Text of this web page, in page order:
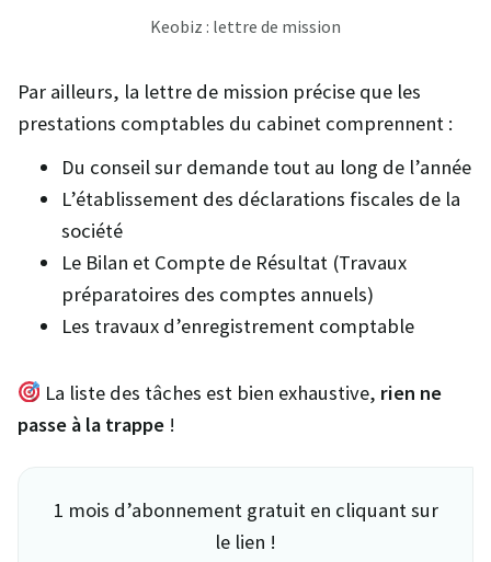
Keobiz : lettre de mission
Par ailleurs, la lettre de mission précise que les
prestations comptables du cabinet comprennent :
Du conseil sur demande tout au long de l’année
L’établissement des déclarations fiscales de la
société
Le Bilan et Compte de Résultat (Travaux
préparatoires des comptes annuels)
Les travaux d’enregistrement comptable
La liste des tâches est bien exhaustive, rien ne
passe à la trappe !
1 mois d’abonnement gratuit en cliquant sur
le lien !